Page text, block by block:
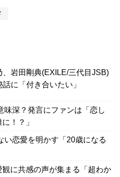
、岩田剛典(EXILE/三代目JSB)
に「付き合いたい」
味深？発言にファンは「恋し
！？」
い恋愛を明かす「20歳になる
に共感の声が集まる「超わか